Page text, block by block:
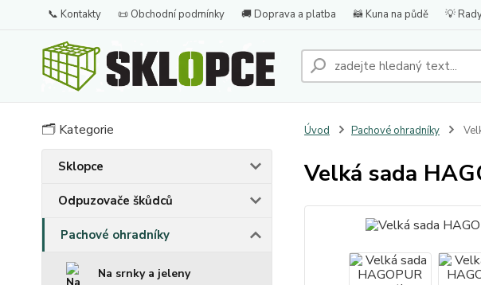
📞 Kontakty 📜 Obchodní podmínky 🚚 Doprava a platba 🦝 Kuna na půdě 💡
🗂️ Kategorie
Sklopce
Odpuzovače škůdců
Pachové ohradníky
Na srnky a jeleny
Úvod Pachové ohradníky
Velká sada